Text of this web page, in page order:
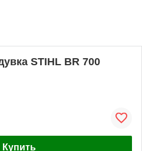
STIHL BR 700
Купить